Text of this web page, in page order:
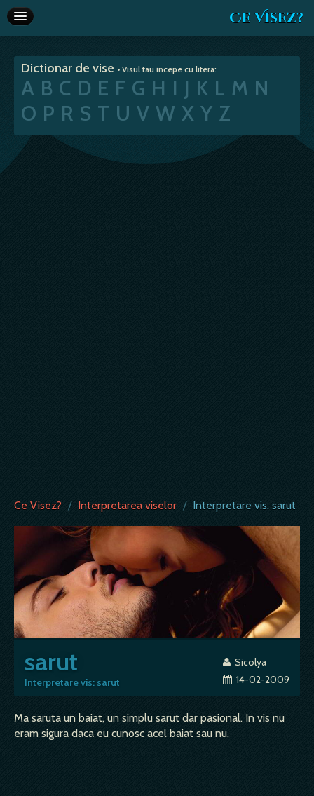
Ce Visez?
Interpretare vise
Articole
Va recomandam
Dictionar de vise • Visul tau incepe cu litera:
A B C D E F G H I J K L M N
O P R S T U V W X Y Z
Ce Visez? / Interpretarea viselor / Interpretare vis: sarut
sarut
Interpretare vis: sarut
Sicolya
14-02-2009
Ma saruta un baiat, un simplu sarut dar pasional. In vis nu
eram sigura daca eu cunosc acel baiat sau nu.